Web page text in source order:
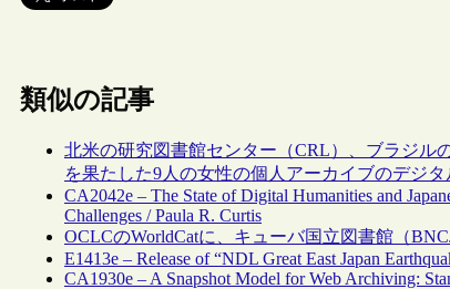
類似の記事
北米の研究図書館センター（CRL）、ブラジル
を果たした9人の女性の個人アーカイブのデジ
CA2042e – The State of Digital Humanities and
Challenges / Paula R. Curtis
OCLCのWorldCatに、キューバ国立図書館（
E1413e – Release of “NDL Great East Japan
CA1930e – A Snapshot Model for Web Archiving: